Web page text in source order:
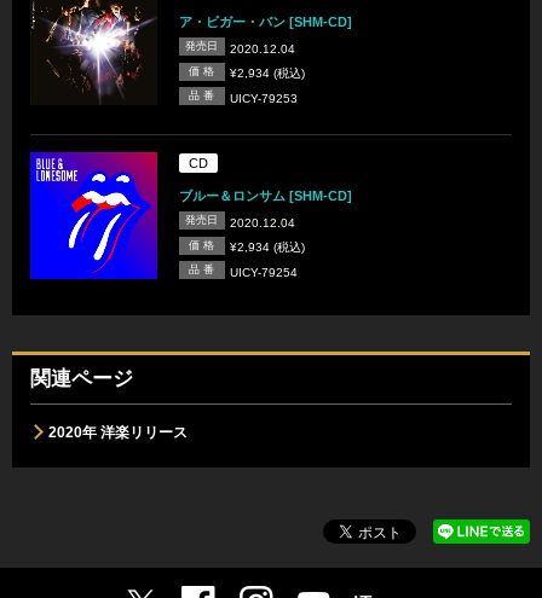
ア・ビガー・バン [SHM-CD]
発売日 2020.12.04
価 格 ¥2,934 (税込)
品 番 UICY-79253
CD
ブルー＆ロンサム [SHM-CD]
発売日 2020.12.04
価 格 ¥2,934 (税込)
品 番 UICY-79254
関連ページ
2020年 洋楽リリース